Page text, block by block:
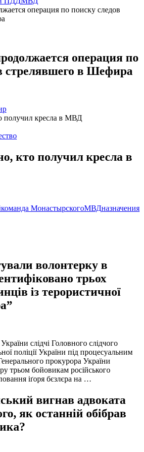
операция по
стрелявшего в Шефира
кто получил кресла в
команда МонастырскогоМВДназначения
волонтерку в
трьох
із терористичної
слідчі Головного слідчого
поліції України під процесуальним
прокурора України
трьом бойовикам російського
іґоря бєзлєра на …
вигнав адвоката
як останній обібрав